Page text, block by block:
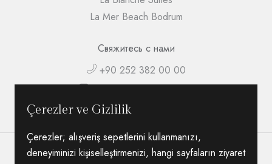
La Mer Beach Bodrum
Свяжитесь с нами
+90 252 382 00 00
Bahçelievler Cad. No:119, Turgutreis / Bodrum
Çerezler ve Gizlilik
Çerezler; alışveriş sepetlerini kullanmanızı,
deneyiminizi kişiselleştirmenizi, hangi sayfaların ziyaret